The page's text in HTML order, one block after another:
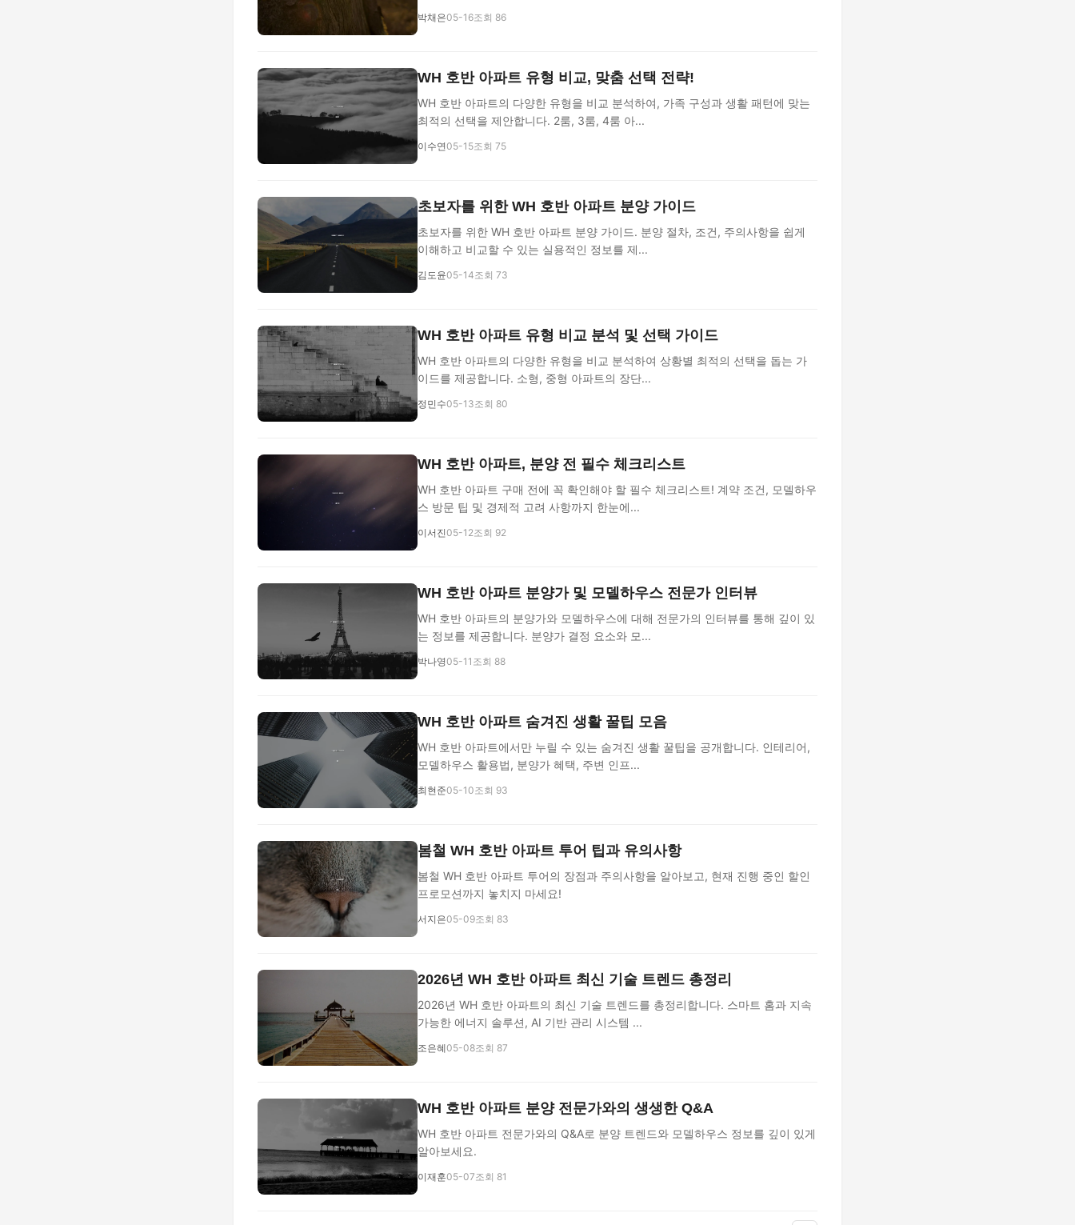
박채은05-16조회 86
WH 호반 아파트 유형 비교, 맞춤 선택 전략!
WH 호반 아파트의 다양한 유형을 비교 분석하여, 가족 구성과 생활 패턴에 맞는
최적의 선택을 제안합니다. 2룸, 3룸, 4룸 아...
이수연05-15조회 75
초보자를 위한 WH 호반 아파트 분양 가이드
초보자를 위한 WH 호반 아파트 분양 가이드. 분양 절차, 조건, 주의사항을 쉽게
이해하고 비교할 수 있는 실용적인 정보를 제...
김도윤05-14조회 73
WH 호반 아파트 유형 비교 분석 및 선택 가이드
WH 호반 아파트의 다양한 유형을 비교 분석하여 상황별 최적의 선택을 돕는 가
이드를 제공합니다. 소형, 중형 아파트의 장단...
정민수05-13조회 80
WH 호반 아파트, 분양 전 필수 체크리스트
WH 호반 아파트 구매 전에 꼭 확인해야 할 필수 체크리스트! 계약 조건, 모델하우
스 방문 팁 및 경제적 고려 사항까지 한눈에...
이서진05-12조회 92
WH 호반 아파트 분양가 및 모델하우스 전문가 인터뷰
WH 호반 아파트의 분양가와 모델하우스에 대해 전문가의 인터뷰를 통해 깊이 있
는 정보를 제공합니다. 분양가 결정 요소와 모...
박나영05-11 조회 88
WH 호반 아파트 숨겨진 생활 꿀팁 모음
WH 호반 아파트에서만 누릴 수 있는 숨겨진 생활 꿀팁을 공개합니다. 인테리어,
모델하우스 활용법, 분양가 혜택, 주변 인프...
최현준05-10조회 93
봄철 WH 호반 아파트 투어 팁과 유의사항
봄철 WH 호반 아파트 투어의 장점과 주의사항을 알아보고, 현재 진행 중인 할인
프로모션까지 놓치지 마세요!
서지은05-09조회 83
2026년 WH 호반 아파트 최신 기술 트렌드 총정리
2026년 WH 호반 아파트의 최신 기술 트렌드를 총정리합니다. 스마트 홈과 지속
가능한 에너지 솔루션, AI 기반 관리 시스템 ...
조은혜05-08조회 87
WH 호반 아파트 분양 전문가와의 생생한 Q&A
WH 호반 아파트 전문가와의 Q&A로 분양 트렌드와 모델하우스 정보를 깊이 있게
알아보세요.
이재훈05-07조회 81